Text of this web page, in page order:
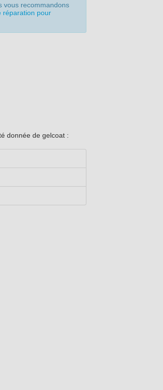
vous recommandons
réparation pour
donnée de gelcoat :